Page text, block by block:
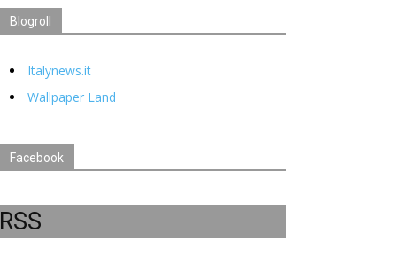
Blogroll
Italynews.it
Wallpaper Land
Facebook
RSS